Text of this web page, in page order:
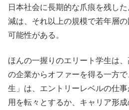
日本社会に長期的な爪痕を残し
減は、それ以上の規模で若年層
可能性がある。
ほんの一握りのエリート学生は
の企業からオファーを得る一方
生」は、エントリーレベルの仕
用を転々とするか、キャリア形